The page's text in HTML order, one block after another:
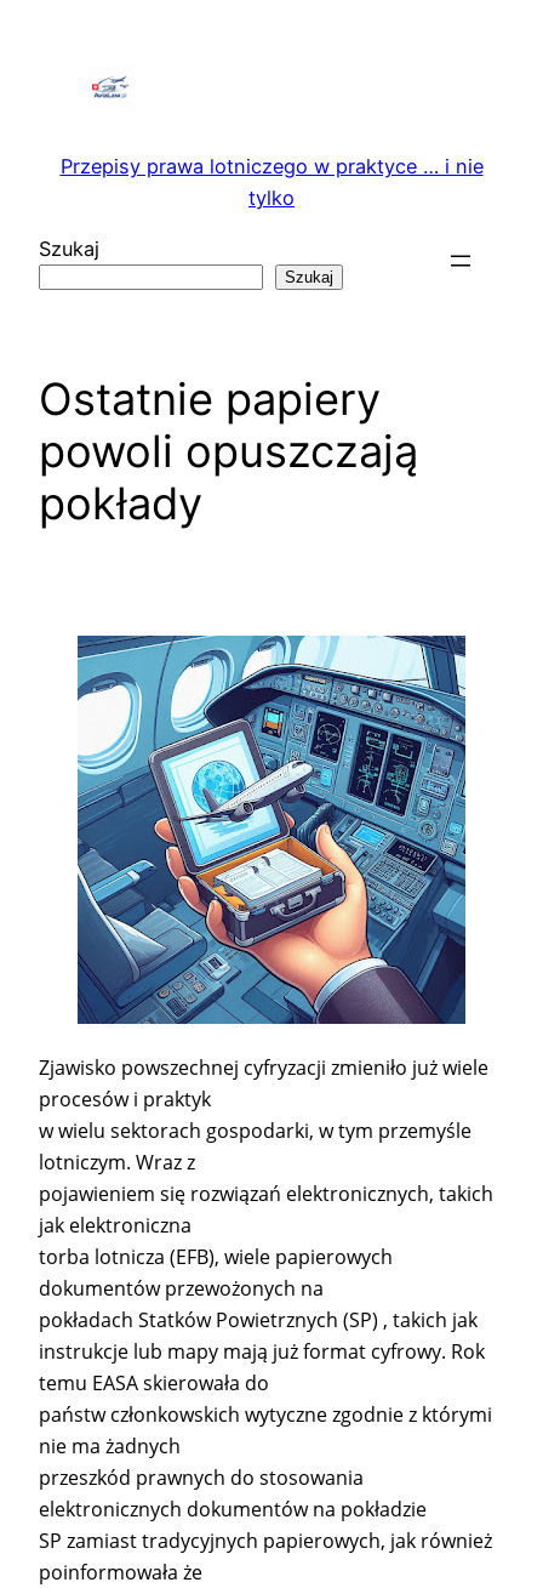
Przepisy prawa lotniczego w praktyce … i nie
tylko
Szukaj
Szukaj
Ostatnie papiery
powoli opuszczają
pokłady
Zjawisko powszechnej cyfryzacji zmieniło już wiele
procesów i praktyk
w wielu sektorach gospodarki, w tym przemyśle
lotniczym. Wraz z
pojawieniem się rozwiązań elektronicznych, takich
jak elektroniczna
torba lotnicza (EFB), wiele papierowych
dokumentów przewożonych na
pokładach Statków Powietrznych (SP) , takich jak
instrukcje lub mapy mają już format cyfrowy. Rok
temu EASA skierowała do
państw członkowskich wytyczne zgodnie z którymi
nie ma żadnych
przeszkód prawnych do stosowania
elektronicznych dokumentów na pokładzie
SP zamiast tradycyjnych papierowych, jak również
poinformowała że